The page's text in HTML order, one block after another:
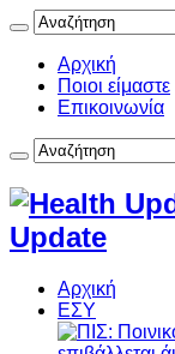
Αρχική
Ποιοι είμαστε
Επικοινωνία
Update
Αρχική
ΕΣΥ